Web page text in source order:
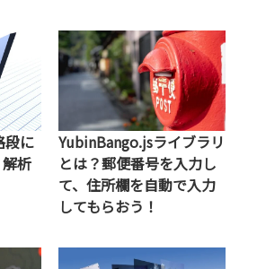
段に
析
YubinBango.jsライブラリ
とは？郵便番号を入力し
て、住所欄を自動で入力
してもらおう！